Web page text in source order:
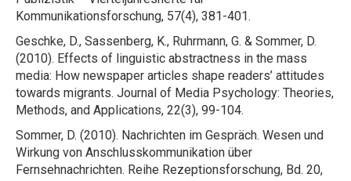
Kommunikationsforschung, 57(4), 381-401.
Geschke, D., Sassenberg, K., Ruhrmann, G. & Sommer, D.
(2010). Effects of linguistic abstractness in the mass
media: How newspaper articles shape readers’ attitudes
towards migrants. Journal of Media Psychology: Theories,
Methods, and Applications, 22(3), 99-104.
Sommer, D. (2010). Nachrichten im Gespräch. Wesen und
Wirkung von Anschlusskommunikation über
Fernsehnachrichten. Reihe Rezeptionsforschung, Bd. 20,